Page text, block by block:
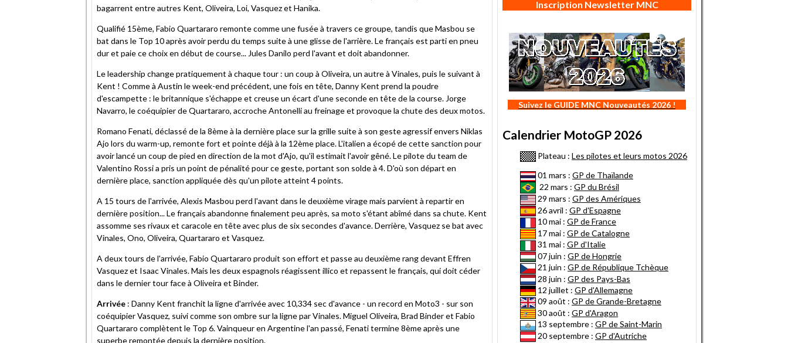
bagarrent entre autres Kent, Oliveira, Loi, Vasquez et Hanika.
Qualifié 15ème, Fabio Quartararo remonte comme une fusée à travers ce groupe, tandis que Masbou se
bat dans le Top 10 après avoir perdu du temps suite à une glisse de l'arrière. Le français est parti en pneu
dur et paie ce choix en début de course... Jules Danilo perd l'avant et doit abandonner.
Le leadership change pratiquement à chaque tour : un coup à Oliveira, un autre à Vinales, puis le suivant à
Kent ! Comme à Austin le week-end précédent, une fois en tête, Danny Kent prend la poudre
d'escampette : le britannique s'échappe et creuse un écart d'une seconde en tête de la course. Jorge
Navarro, le coéquipier de Quartararo, accroche Antonelli au freinage et provoque la chute des deux motos.
Romano Fenati, déclassé de la 8ème à la dernière place sur la grille suite à son geste agressif envers Niklas
Ajo lors du warm-up, remonte fort et pointe déjà à la 12ème place. L'italien a écopé de cette sanction pour
avoir lancé un coup de pied en direction de la mot d'Ajo, qu'il estimait l'avoir gêné. Le pilote du team de
Valentino Rossi a pris un point de pénalité pour ce geste, portant son solde à 4. D'où son départ en
dernière place, sanction appliquée dès qu'un pilote atteint 4 points.
A 15 tours de l'arrivée, Alexis Masbou perd l'avant dans le deuxième virage mais parvient à repartir en
dernière position... Le français abandonne finalement peu après, sa moto s'étant abîmé dans sa chute. Kent
assomme ses rivaux et caracole en tête avec plus de six secondes d'avance. Derrière, Vasquez se bat avec
Vinales, Ono, Oliveira, Quartararo et Vasquez.
A deux tours de l'arrivée, Fabio Quartararo produit son effort et passe au deuxième rang devant Effren
Vasquez et Isaac Vinales. Mais les deux espagnols réagissent illico et repassent le français, qui doit céder
dans le dernier tour face à Oliveira et Binder.
Arrivée : Danny Kent franchit la ligne d'arrivée avec 10,334 sec d'avance - un record en Moto3 - sur son
coéquipier Vasquez, suivi comme son ombre sur la ligne par Vinales. Miguel Oliveira, Brad Binder et Fabio
Quartararo complètent le Top 6. Vainqueur en Argentine l'an passé, Fenati termine 8ème après une
superbe remontée depuis la dernière position.
Inscription Newsletter MNC
Suivez le GUIDE MNC Nouveautés 2026 !
Calendrier MotoGP 2026
Plateau : Les pilotes et leurs motos 2026
01 mars : GP de Thaïlande
22 mars : GP du Brésil
29 mars : GP des Amériques
26 avril : GP d'Espagne
10 mai : GP de France
17 mai : GP de Catalogne
31 mai : GP d'Italie
07 juin : GP de Hongrie
21 juin : GP de République Tchèque
28 juin : GP des Pays-Bas
12 juillet : GP d'Allemagne
09 août : GP de Grande-Bretagne
30 août : GP d'Aragon
13 septembre : GP de Saint-Marin
20 septembre : GP d'Autriche